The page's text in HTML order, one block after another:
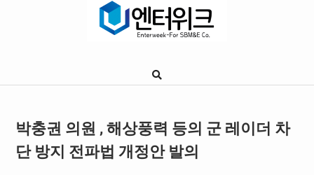
Google
박충권 의원 , 해상풍력 등의 군 레이더 차
단 방지 전파법 개정안 발의